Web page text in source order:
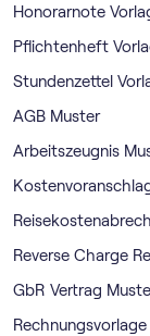
Honorarnote
Pflichtenheft
Stundenzettel
AGB Muster
Arbeitszeugnis
Reverse Charge
GbR Vertrag